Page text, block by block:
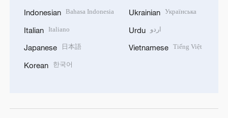
Indonesian Bahasa Indonesia
Italian Italiano
Japanese 日本語
Korean 한국어
Ukrainian Українська
Urdu اردو
Vietnamese Tiếng Việt